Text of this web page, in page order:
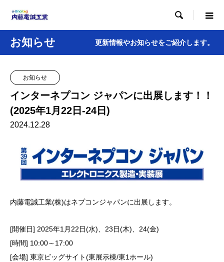

お知らせ 更新情報やお知らせをご紹介します。
お知らせ
インターネプコン ジャパンに出展します！！
(2025年1月22日-24日)
2024.12.28
内藤電誠工業(株)はネプコンジャパンに出展します。
[開催日] 2025年1月22日(水)、23日(木)、24(金)
[時間] 10:00～17:00
[会場] 東京ビッグサイト(東展示棟/東1ホール)